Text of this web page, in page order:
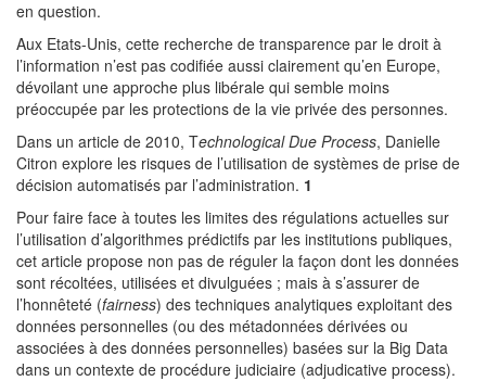
en question.
Aux Etats-Unis, cette recherche de transparence par le droit à
l’information n’est pas codifiée aussi clairement qu’en Europe,
dévoilant une approche plus libérale qui semble moins
préoccupée par les protections de la vie privée des personnes.
Dans un article de 2010, Technological Due Process, Danielle
Citron explore les risques de l’utilisation de systèmes de prise de
décision automatisés par l’administration. 1
Pour faire face à toutes les limites des régulations actuelles sur
l’utilisation d’algorithmes prédictifs par les institutions publiques,
cet article propose non pas de réguler la façon dont les données
sont récoltées, utilisées et divulguées ; mais à s’assurer de
l’honnêteté (fairness) des techniques analytiques exploitant des
données personnelles (ou des métadonnées dérivées ou
associées à des données personnelles) basées sur la Big Data
dans un contexte de procédure judiciaire (adjudicative process).